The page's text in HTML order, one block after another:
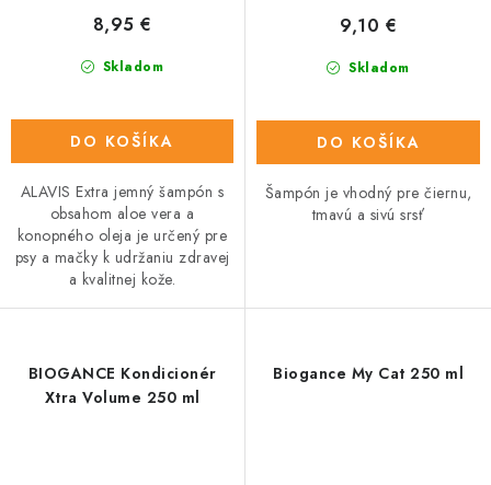
Skladom
8,95 €
DO KOŠÍKA
ALAVIS Extra jemný šampón s
obsahom aloe vera a
konopného oleja je určený pre
psy a mačky k udržaniu zdravej
a kvalitnej kože.
Skladom
9,10 €
DO KOŠÍKA
Šampón je vhodný pre čiernu,
tmavú a sivú srsť
BIOGANCE Kondicionér
Xtra Volume 250 ml
Biogance My Cat 250 ml